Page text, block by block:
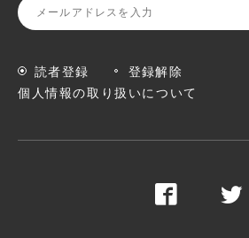
読者登録
登録解除
個人情報の取り扱いについて